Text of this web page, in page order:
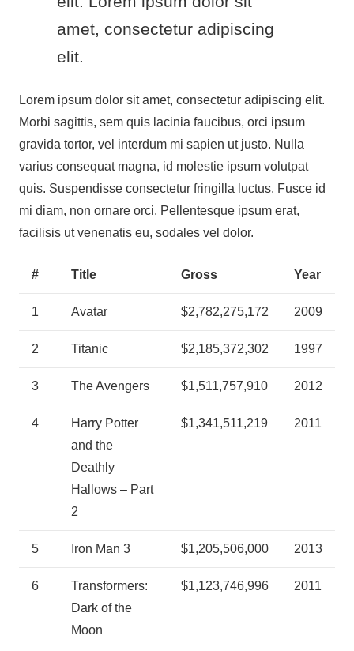
amet, consectetur adipiscing
elit.
Lorem ipsum dolor sit amet, consectetur adipiscing elit.
Morbi sagittis, sem quis lacinia faucibus, orci ipsum
gravida tortor, vel interdum mi sapien ut justo. Nulla
varius consequat magna, id molestie ipsum volutpat
quis. Suspendisse consectetur fringilla luctus. Fusce id
mi diam, non ornare orci. Pellentesque ipsum erat,
facilisis ut venenatis eu, sodales vel dolor.
# Title Gross Year
1 Avatar $2,782,275,172 2009
2 Titanic $2,185,372,302 1997
3 The Avengers $1,511,757,910 2012
4
Harry Potter
and the
Deathly
Hallows – Part
2
$1,341,511,219 2011
5 Iron Man 3 $1,205,506,000 2013
6
Transformers:
Dark of the
Moon
$1,123,746,996 2011